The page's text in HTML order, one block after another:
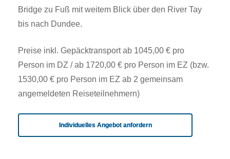
Bridge zu Fuß mit weitem Blick über den River Tay
bis nach Dundee.
Preise inkl. Gepäcktransport ab 1045,00 € pro
Person im DZ / ab 1720,00 € pro Person im EZ (bzw.
1530,00 € pro Person im EZ ab 2 gemeinsam
angemeldeten Reiseteilnehmern)
Individuelles Angebot anfordern